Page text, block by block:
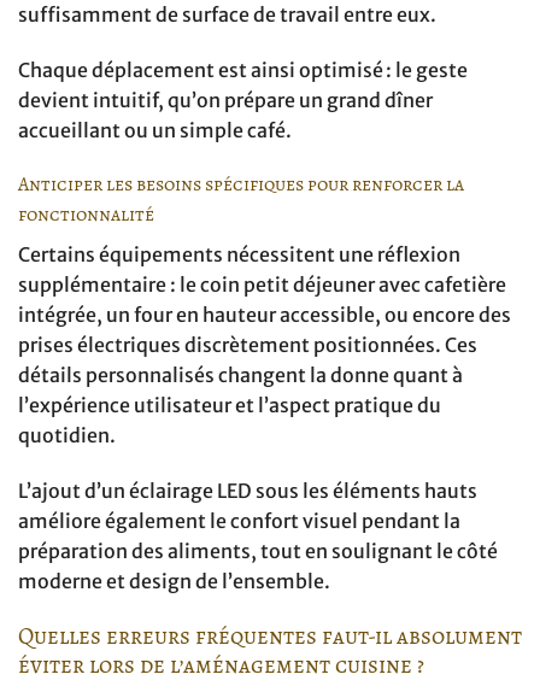
suffisamment de surface de travail entre eux.
Chaque déplacement est ainsi optimisé : le geste
devient intuitif, qu’on prépare un grand dîner
accueillant ou un simple café.
Anticiper les besoins spécifiques pour renforcer la
fonctionnalité
Certains équipements nécessitent une réflexion
supplémentaire : le coin petit déjeuner avec cafetière
intégrée, un four en hauteur accessible, ou encore des
prises électriques discrètement positionnées. Ces
détails personnalisés changent la donne quant à
l’expérience utilisateur et l’aspect pratique du
quotidien.
L’ajout d’un éclairage LED sous les éléments hauts
améliore également le confort visuel pendant la
préparation des aliments, tout en soulignant le côté
moderne et design de l’ensemble.
Quelles erreurs fréquentes faut-il absolument
éviter lors de l’aménagement cuisine ?